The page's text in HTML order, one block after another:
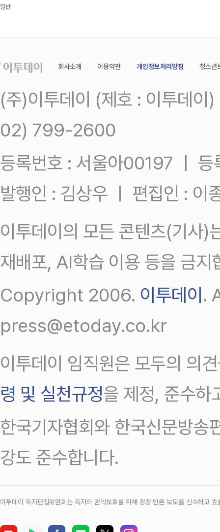
일반
회사소개 이용약관 개인정보처리방침 청소년
(주)이투데이 (제호 : 이투데
02) 799-2600
등록번호 : 서울아00197 ㅣ
발행인 : 김상우 ㅣ 편집인 : 이
이투데이의 모든 콘텐츠(기사)
재배포, AI학습 이용 등을 금지
Copyright 2006. 이투데이 .
press@etoday.co.kr
이투데이 임직원은 모두의 의
령 및 실천규정을 제정, 준수하
한국기자협회와 한국신문방송
강도 준수합니다.
이투데이 독자편집위원회는 독자의 권익보호를 위해 정정‧반론 보도를 신속하고